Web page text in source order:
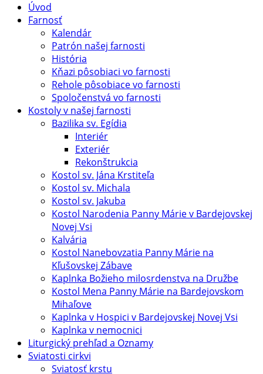
Úvod
Farnosť
Kalendár
Patrón našej farnosti
História
Kňazi pôsobiaci vo farnosti
Rehole pôsobiace vo farnosti
Spoločenstvá vo farnosti
Kostoly v našej farnosti
Bazilika sv. Egídia
Interiér
Exteriér
Rekonštrukcia
Kostol sv. Jána Krstiteľa
Kostol sv. Michala
Kostol sv. Jakuba
Kostol Narodenia Panny Márie v Bardejovskej
Novej Vsi
Kalvária
Kostol Nanebovzatia Panny Márie na
Kľušovskej Zábave
Kaplnka Božieho milosrdenstva na Družbe
Kostol Mena Panny Márie na Bardejovskom
Mihaľove
Kaplnka v Hospici v Bardejovskej Novej Vsi
Kaplnka v nemocnici
Liturgický prehľad a Oznamy
Sviatosti cirkvi
Sviatosť krstu